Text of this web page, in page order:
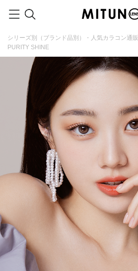
シリーズ別（ブランド品別）・人気カラコン通販
PURITY SHINE